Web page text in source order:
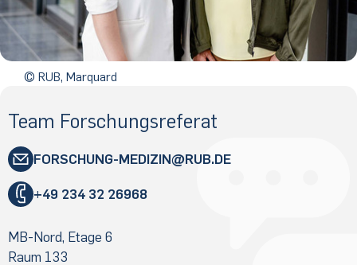
© RUB, Marquard
Team Forschungsreferat
FORSCHUNG-MEDIZIN
RUB.DE
+49 234 32 26968
MB-Nord, Etage 6
Raum 133